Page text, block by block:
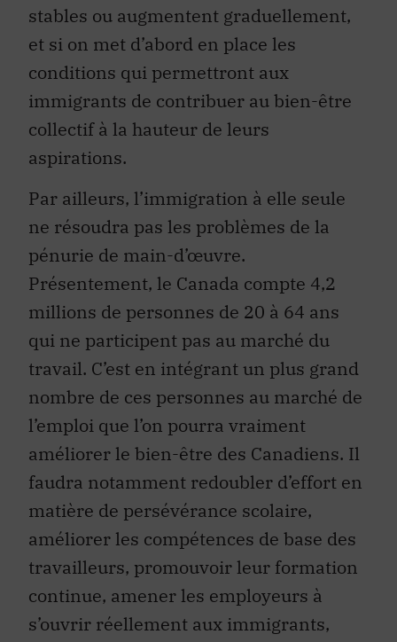
stables ou augmentent graduellement,
et si on met d’abord en place les
conditions qui permettront aux
immigrants de contribuer au bien-être
collectif à la hauteur de leurs
aspirations.
Par ailleurs, l’immigration à elle seule
ne résoudra pas les problèmes de la
pénurie de main-d’œuvre.
Présentement, le Canada compte 4,2
millions de personnes de 20 à 64 ans
qui ne participent pas au marché du
travail. C’est en intégrant un plus grand
nombre de ces personnes au marché de
l’emploi que l’on pourra vraiment
améliorer le bien-être des Canadiens. Il
faudra notamment redoubler d’effort en
matière de persévérance scolaire,
améliorer les compétences de base des
travailleurs, promouvoir leur formation
continue, amener les employeurs à
s’ouvrir réellement aux immigrants,